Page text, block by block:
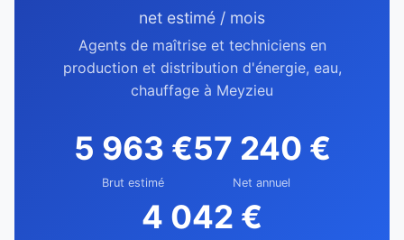
net estimé / mois
Agents de maîtrise et techniciens en
production et distribution d'énergie, eau,
chauffage à Meyzieu
5 963 €
Brut estimé
57 240 €
Net annuel
4 042 €